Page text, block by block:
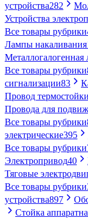
устройства282
Устройства
Все товары рубрики
Лампы накаливания
Металлогалогенная
Все товары рубрики
сигнализации83
Провод
Провода для
Все товары рубрики
электрические395
Все товары рубрики
Электропривод40
Тяговые
Все товары рубрики
устройства897
Стойка